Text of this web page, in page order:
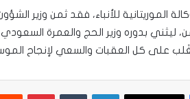
الموريتانية للأنباء، فقد ثمن وزير
ليثني بدوره وزير الحج والعمرة
على كل العقبات والسعي لإنجاح
لينكدإن